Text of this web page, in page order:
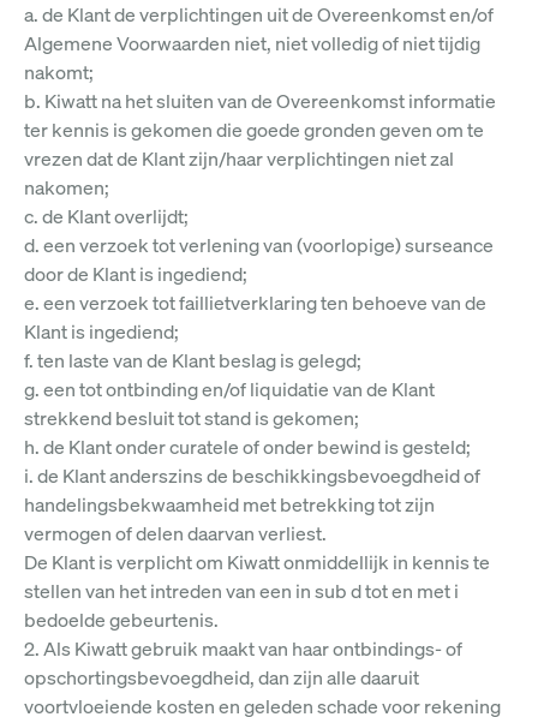
a. de Klant de verplichtingen uit de Overeenkomst en/of
Algemene Voorwaarden niet, niet volledig of niet tijdig
nakomt;
b. Kiwatt na het sluiten van de Overeenkomst informatie
ter kennis is gekomen die goede gronden geven om te
vrezen dat de Klant zijn/haar verplichtingen niet zal
nakomen;
c. de Klant overlijdt;
d. een verzoek tot verlening van (voorlopige) surseance
door de Klant is ingediend;
e. een verzoek tot faillietverklaring ten behoeve van de
Klant is ingediend;
f. ten laste van de Klant beslag is gelegd;
g. een tot ontbinding en/of liquidatie van de Klant
strekkend besluit tot stand is gekomen;
h. de Klant onder curatele of onder bewind is gesteld;
i. de Klant anderszins de beschikkingsbevoegdheid of
handelingsbekwaamheid met betrekking tot zijn
vermogen of delen daarvan verliest.
De Klant is verplicht om Kiwatt onmiddellijk in kennis te
stellen van het intreden van een in sub d tot en met i
bedoelde gebeurtenis.
2. Als Kiwatt gebruik maakt van haar ontbindings- of
opschortingsbevoegdheid, dan zijn alle daaruit
voortvloeiende kosten en geleden schade voor rekening